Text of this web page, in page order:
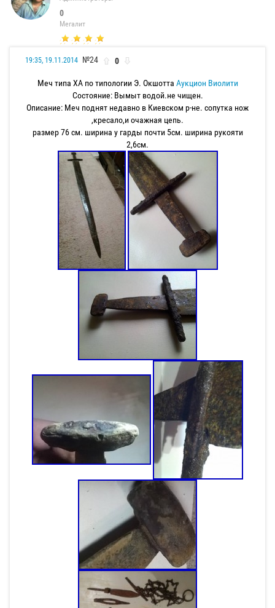
0
Мегалит
19:35, 19.11.2014 №24 0
Меч типа XА по типологии Э. Окшотта Аукцион Виолити
Состояние: Вымыт водой.не чищен.
Описание: Меч поднят недавно в Киевском р-не. сопутка нож
,кресало,и очажная цепь.
размер 76 см. ширина у гарды почти 5см. ширина рукояти
2,6см.